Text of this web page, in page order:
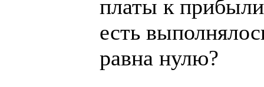
платы к
есть
равна нулю?